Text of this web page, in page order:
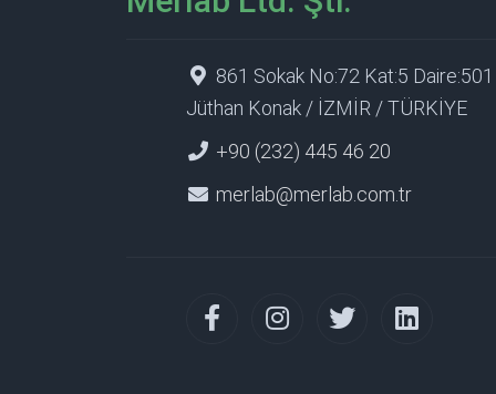
861 Sokak No:72 Kat:5 Daire:501
Jüthan Konak / İZMİR / TÜRKİYE
+90 (232) 445 46 20
merlab@merlab.com.tr